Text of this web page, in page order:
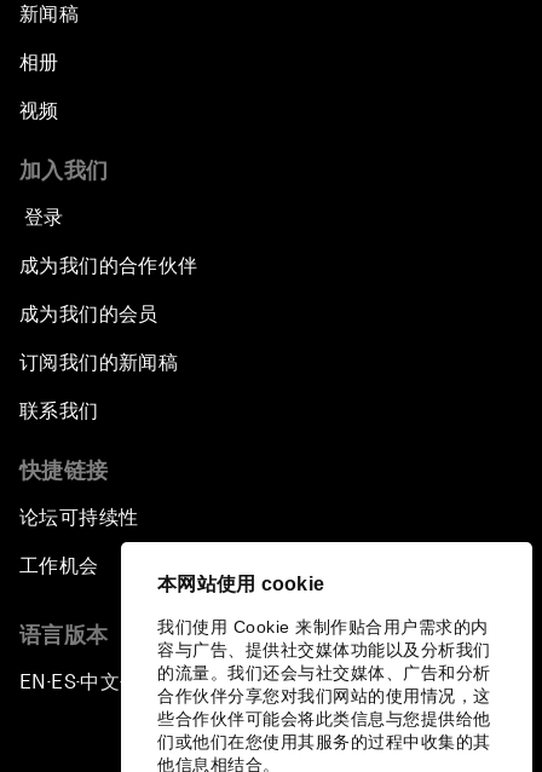
本网站使用 cookie
我们使用 Cookie 来制作贴合用户需求的内
容与广告、提供社交媒体功能以及分析我们
的流量。我们还会与社交媒体、广告和分析
合作伙伴分享您对我们网站的使用情况，这
些合作伙伴可能会将此类信息与您提供给他
们或他们在您使用其服务的过程中收集的其
他信息相结合。
新闻稿
相册
视频
加入我们
登录
成为我们的合作伙伴
成为我们的会员
订阅我们的新闻稿
联系我们
快捷链接
论坛可持续性
工作机会
语言版本
EN ▪ES▪中文▪ 日本語